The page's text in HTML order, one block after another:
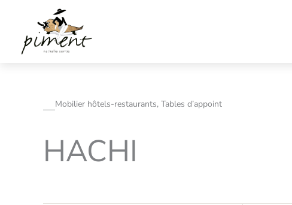
contenu
Mobilier hôtels-restaurants, Tables d’appoint
HACHI